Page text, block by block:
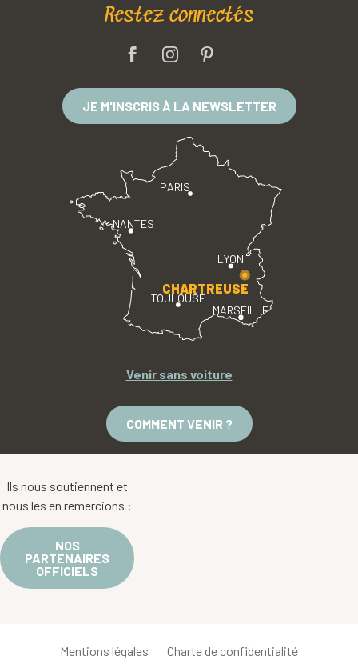
Restez connectés
JE M'INSCRIS À LA NEWSLETTER
PARIS
LYON
TOULOUSE
MARSEILLE
NANTES
CHARTREUSE
Venir sans voiture
COMMENT VENIR ?
Ils nous soutiennent et
nous les en remercions :
NOS
PARTENAIRES
OFFICIELS
Mentions légales Charte de confidentialité